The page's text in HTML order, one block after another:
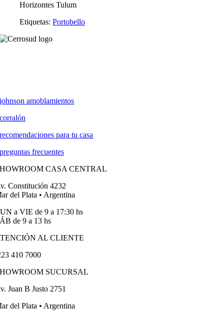
Horizontes Tulum
Etiquetas:Portobello
johnson amoblamientos
corralón
recomendaciones para tu casa
preguntas frecuentes
CASA CENTRAL
Constitución 4232
del Plata • Argentina
a VIE de 9 a 17:30 hs
de 9 a 13 hs
AL CLIENTE
410 7000
SUCURSAL
Juan B Justo 2751
del Plata • Argentina